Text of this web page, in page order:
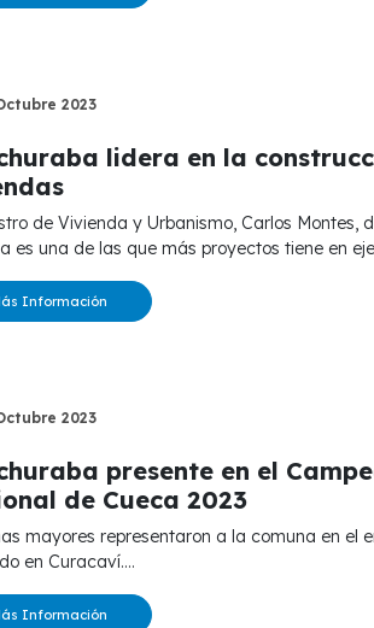
2023
lidera en la
es una de las que más proyectos tiene en
Información
2023
presente en el
de Cueca 2023
en Curacaví....
Información